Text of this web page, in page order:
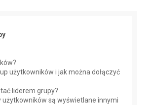
użytkowników i jak można dołączyć
liderem grupy?
użytkowników są wyświetlane innymi